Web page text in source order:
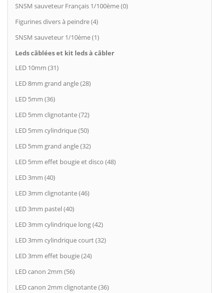
SNSM sauveteur Français 1/100ème (0)
Figurines divers à peindre (4)
SNSM sauveteur 1/10ème (1)
Leds câblées et kit leds à câbler
LED 10mm (31)
LED 8mm grand angle (28)
LED 5mm (36)
LED 5mm clignotante (72)
LED 5mm cylindrique (50)
LED 5mm grand angle (32)
LED 5mm effet bougie et disco (48)
LED 3mm (40)
LED 3mm clignotante (46)
LED 3mm pastel (40)
LED 3mm cylindrique long (42)
LED 3mm cylindrique court (32)
LED 3mm effet bougie (24)
LED canon 2mm (56)
LED canon 2mm clignotante (36)